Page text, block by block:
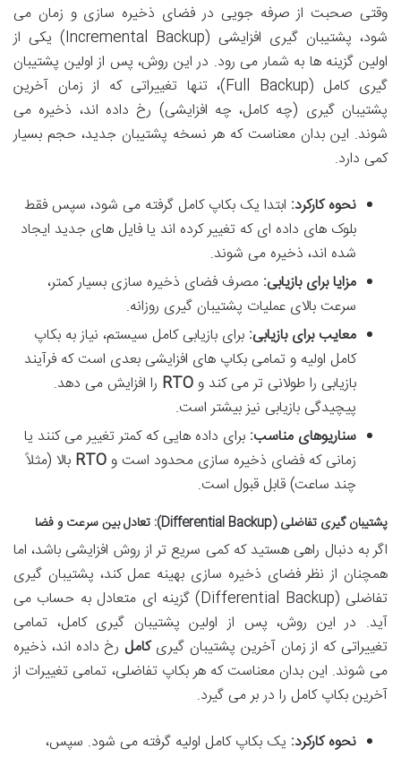
وقتی صحبت از صرفه جویی در فضای ذخیره سازی و زمان می
شود، پشتیبان گیری افزایشی (Incremental Backup) یکی از
اولین گزینه ها به شمار می رود. در این روش، پس از اولین پشتیبان
گیری کامل (Full Backup)، تنها تغییراتی که از زمان آخرین
پشتیبان گیری (چه کامل، چه افزایشی) رخ داده اند، ذخیره می
شوند. این بدان معناست که هر نسخه پشتیبان جدید، حجم بسیار
کمی دارد.
نحوه کارکرد: ابتدا یک بکاپ کامل گرفته می شود، سپس فقط
بلوک های داده ای که تغییر کرده اند یا فایل های جدید ایجاد
شده اند، ذخیره می شوند.
مزایا برای بازیابی: مصرف فضای ذخیره سازی بسیار کمتر،
سرعت بالای عملیات پشتیبان گیری روزانه.
معایب برای بازیابی: برای بازیابی کامل سیستم، نیاز به بکاپ
کامل اولیه و تمامی بکاپ های افزایشی بعدی است که فرآیند
بازیابی را طولانی تر می کند وRTO را افزایش می دهد.
پیچیدگی بازیابی نیز بیشتر است.
سناریوهای مناسب: برای داده هایی که کمتر تغییر می کنند یا
زمانی که فضای ذخیره سازی محدود است وRTO بالا (مثلاً
چند ساعت) قابل قبول است.
پشتیبان گیری تفاضلی (Differential Backup): تعادل بین سرعت و فضا
اگر به دنبال راهی هستید که کمی سریع تر از روش افزایشی باشد، اما
همچنان از نظر فضای ذخیره سازی بهینه عمل کند، پشتیبان گیری
تفاضلی (Differential Backup) گزینه ای متعادل به حساب می
آید. در این روش، پس از اولین پشتیبان گیری کامل، تمامی
تغییراتی که از زمان آخرین پشتیبان گیریکامل رخ داده اند، ذخیره
می شوند. این بدان معناست که هر بکاپ تفاضلی، تمامی تغییرات از
آخرین بکاپ کامل را در بر می گیرد.
نحوه کارکرد: یک بکاپ کامل اولیه گرفته می شود. سپس،